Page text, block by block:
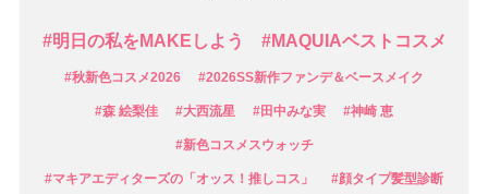
#明日の私をMAKEしよう #MAQUIAベストコスメ
#秋新色コスメ2026 #2026SS新作ファンデ＆ベースメイク
#森 絵梨佳 #大西流星 #田中みな実 #神崎 恵
#新色コスメスウォッチ
#マキアエディターズの「オッス！推しコス」 #顔タイプ髪型診断